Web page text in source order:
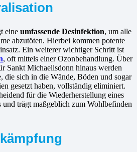
eine umfassende Desinfektion, um alle
abzutöten. Hierbei kommen potente
Ein weiterer wichtiger Schritt ist
, oft mittels einer Ozonbehandlung. Über
Sankt Michaelisdonn hinaus werden
die sich in die Wände, Böden und sogar
gesetzt haben, vollständig eliminiert.
für die Wiederherstellung eines
trägt maßgeblich zum Wohlbefinden